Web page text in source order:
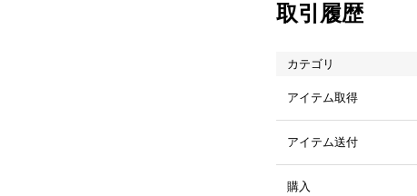
取引履歴
カテゴリ
アイテム取得
アイテム送付
購入